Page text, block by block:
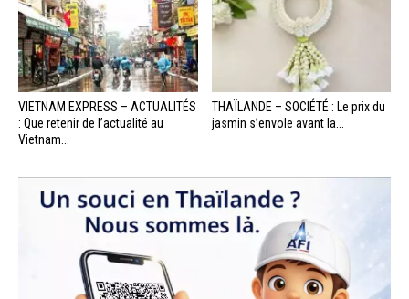
VIETNAM EXPRESS – ACTUALITÉS
: Que retenir de l’actualité au
Vietnam...
THAÏLANDE – SOCIÉTÉ : Le prix du
jasmin s’envole avant la...